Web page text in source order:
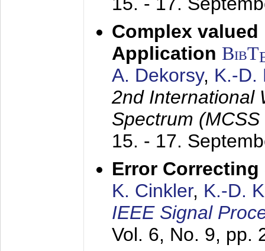
Complex valued
Application BibT
A. Dekorsy, K.-D.
2nd International
Spectrum
15. - 17.
Error
K. Cinkler, K.-D.
IEEE Signal
Vol. 6, No. 9, pp.